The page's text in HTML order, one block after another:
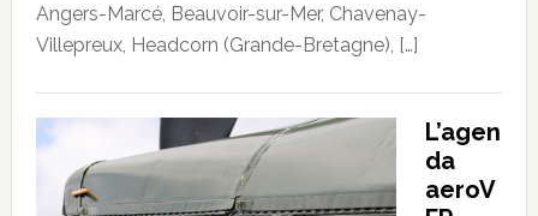
Angers-Marcé, Beauvoir-sur-Mer, Chavenay-
Villepreux, Headcorn (Grande-Bretagne), […]
L’agen
da
aeroV